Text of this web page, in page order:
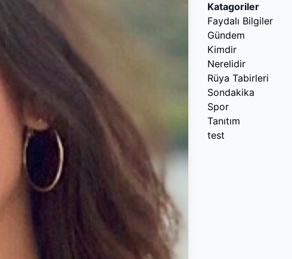
Katagoriler
Faydalı Bilgiler
Gündem
Kimdir
Nerelidir
Rüya Tabirleri
Sondakika
Spor
Tanıtım
test